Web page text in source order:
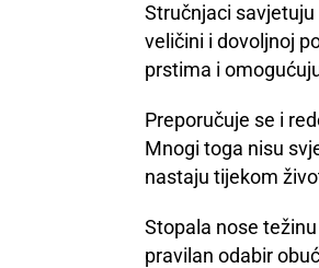
Stručnjaci
veličini i dovoljnoj
prstima i
Preporučuje se i
Mnogi toga nisu
nastaju tijekom
Stopala nose
pravilan odabir